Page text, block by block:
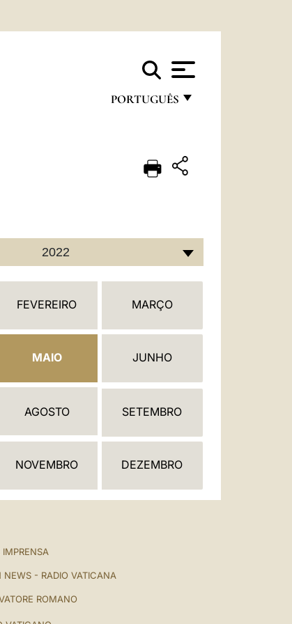
PORTUGUÊS
ITALIANO
ESPAÑOL
2022
FEVEREIRO MARÇO
MAIO JUNHO
AGOSTO SETEMBRO
NOVEMBRO DEZEMBRO
NEWS - RADIO VATICANA
ROMANO